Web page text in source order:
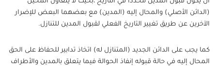
(الدائن الأصلي) والمحال إليه (المدين) مع بعضهما البعض للإضرار
الآخرين عن طريق تغيير التاريخ الفعلي لقبول المدين للتنازل.
كما يجب على الدائن الجديد (المتنازل له) اتخاذ تدابير للحفاظ على الحق
المحال إليه في حالة قبوله إنفاذ الحوالة فيما يتعلق بالمدين والأطراف